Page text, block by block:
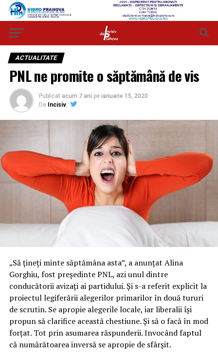
ACTUALITATE
PNL ne promite o săptămână de vis
Publicat acum 7 ani pe ianuarie 15, 2020
De Incisiv
„Să țineți minte săptămâna asta”, a anunțat Alina
Gorghiu, fost președinte PNL, azi unul dintre
conducătorii avizați ai partidului. Și s-a referit explicit la
proiectul legiferării alegerilor primarilor în două tururi
de scrutin. Se apropie alegerile locale, iar liberalii își
propun să clarifice această chestiune. Și să o facă în mod
forțat. Tot prin asumarea răspunderii. Invocând faptul
că numărătoarea inversă se apropie de sfârșit.